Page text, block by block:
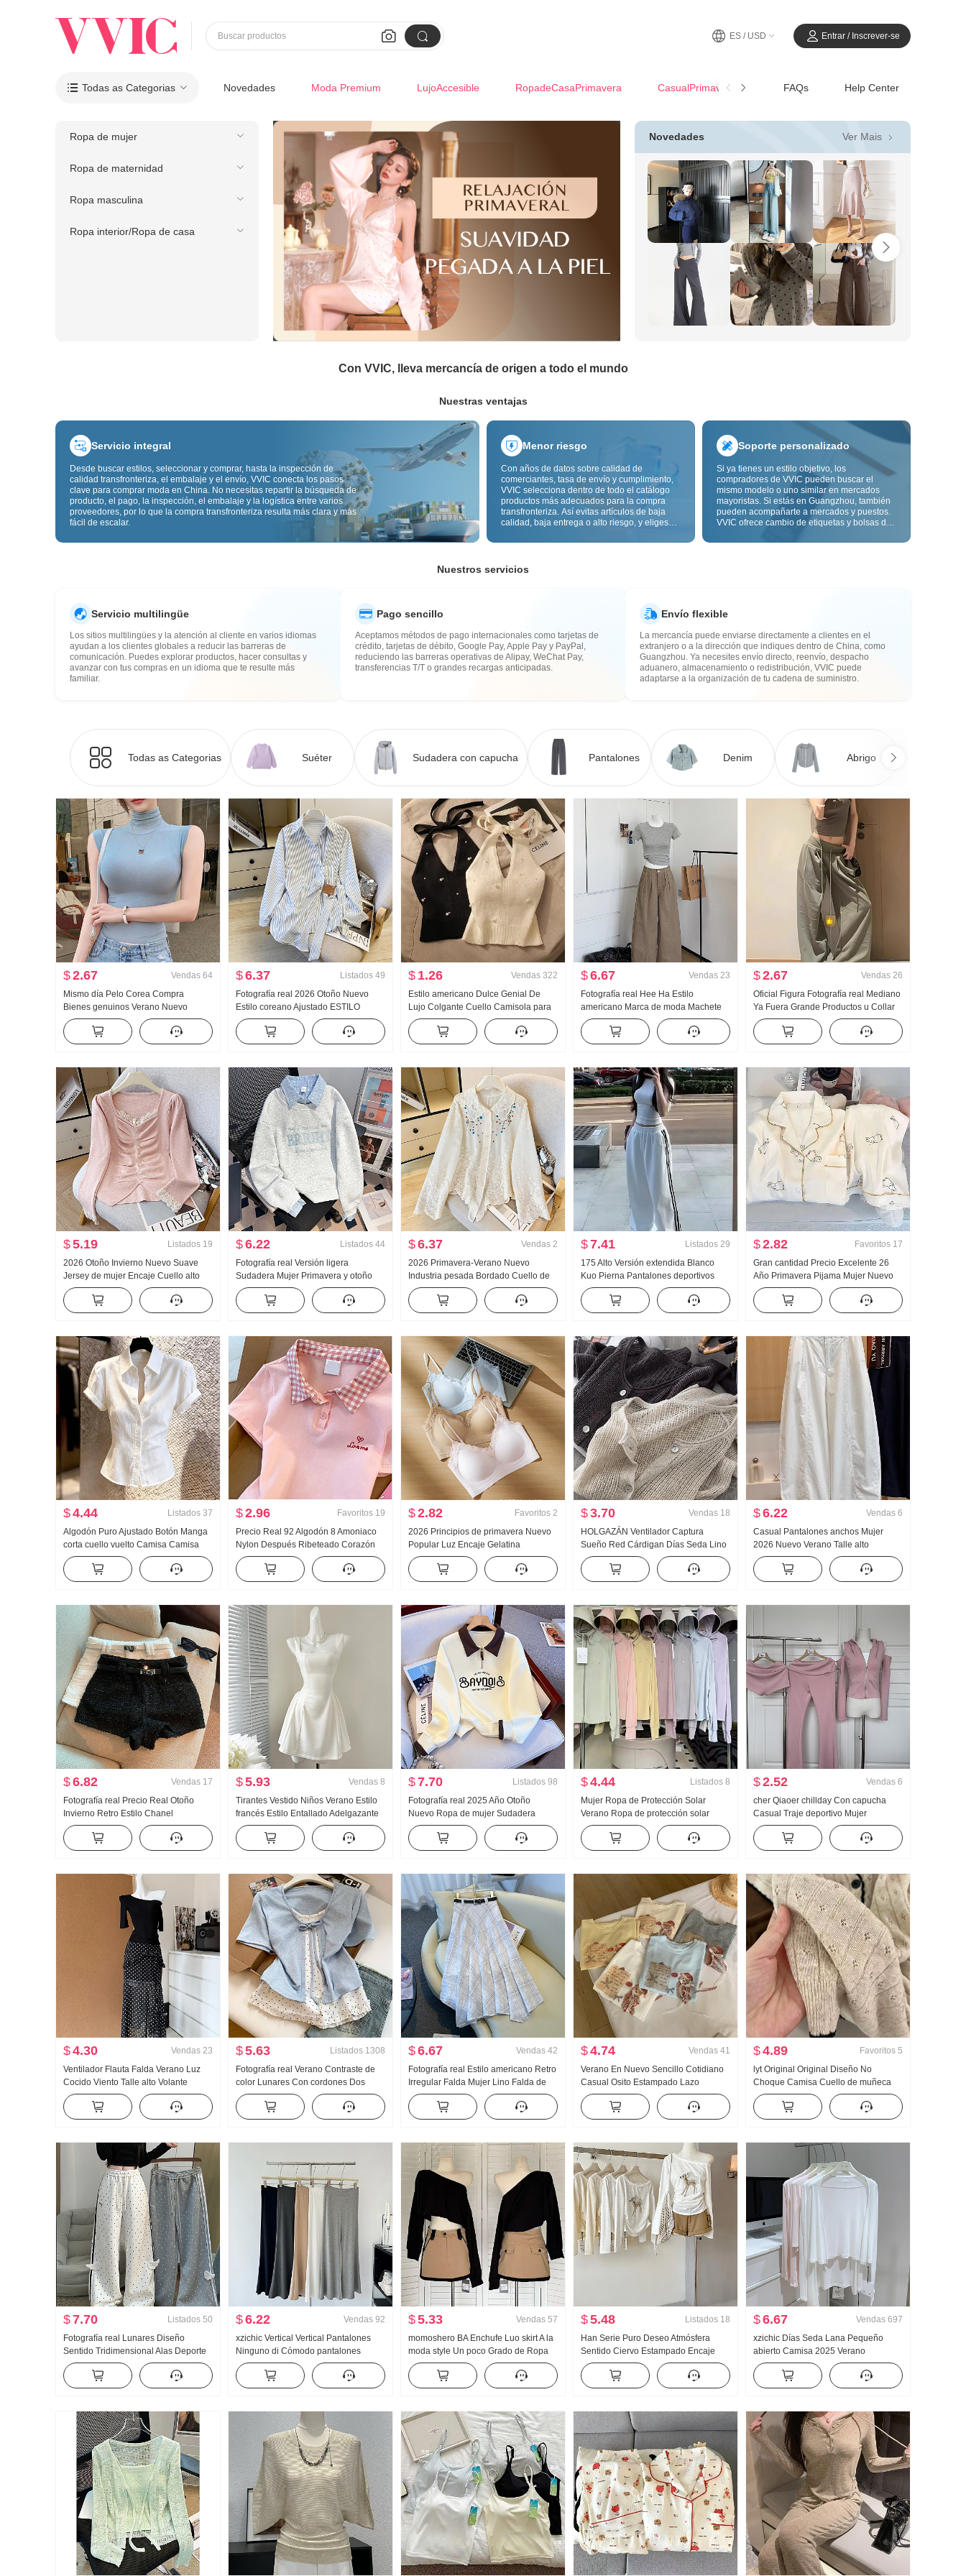
 
Buscar productos ES / USD Entrar / Inscrever-se
 Todas as Categorias Novedades Moda Premium LujoAccesible RopadeCasaPrimavera CasualPrimavera-Verano FAQs Help Center
Ropa de mujer
Ropa de maternidad
Ropa masculina
Ropa interior/Ropa de casa
Novedades Ver Mais 
Con VVIC, lleva mercancía de origen a todo el mundo
Nuestras ventajas
Servicio integral
Desde buscar estilos, seleccionar y comprar, hasta la inspección de
calidad transfronteriza, el embalaje y el envío, VVIC conecta los pasos
clave para comprar moda en China. No necesitas repartir la búsqueda de
producto, el pago, la inspección, el embalaje y la logística entre varios
proveedores, por lo que la compra transfronteriza resulta más clara y más
fácil de escalar.
Menor riesgo
Con años de datos sobre calidad de
comerciantes, tasa de envío y cumplimiento,
VVIC selecciona dentro de todo el catálogo
productos más adecuados para la compra
transfronteriza. Así evitas artículos de baja
calidad, baja entrega o alto riesgo, y eliges
calidad transfronteriza y las etiquetas de
aduana y posventa.
Soporte personalizado
Si ya tienes un estilo objetivo, los
compradores de VVIC pueden buscar el
mismo modelo o uno similar en mercados
mayoristas. Si estás en Guangzhou, también
pueden acompañarte a mercados y puestos.
VVIC ofrece cambio de etiquetas y bolsas de
imagen o muestra, para que tu compra sea
Nuestros servicios
Servicio multilingüe
Los sitios multilingües y la atención al cliente en varios idiomas
ayudan a los clientes globales a reducir las barreras de
comunicación. Puedes explorar productos, hacer consultas y
avanzar con tus compras en un idioma que te resulte más
familiar.
Pago sencillo
Aceptamos métodos de pago internacionales como tarjetas de
crédito, tarjetas de débito, Google Pay, Apple Pay y PayPal,
reduciendo las barreras operativas de Alipay, WeChat Pay,
transferencias T/T o grandes recargas anticipadas.
Envío flexible
La mercancía puede enviarse directamente a clientes en el
extranjero o a la dirección que indiques dentro de China, como
Guangzhou. Ya necesites envío directo, reenvío, despacho
aduanero, almacenamiento o redistribución, VVIC puede
adaptarse a la organización de tu cadena de suministro.
Todas as Categorias Suéter Sudadera con capucha Pantalones Denim Abrigo
$2.67 Vendas 64
Mismo día Pelo Corea Compra
Bienes genuinos Verano Nuevo
an659 Super hao Aspecto Caracola
Color Micro Transparente Cuello alto
Base Camiseta
$6.37 Listados 49
Fotografía real 2026 Otoño Nuevo
Estilo coreano Ajustado ESTILO
OCCIDENTAL Diseño Sentido Nicho
Rayas Entallado Manga Larga
Camisa para mujer
$ 1.26 Vendas 322
Estilo americano Dulce Genial De
Lujo Colgante Cuello Camisola para
mujer Verano Para uso exterior
Interior Partido Camiseta Interior
Chica atrevida tejido de punto Top sin
$6.67 Vendas 23
Fotografía real Hee Ha Estilo
americano Marca de moda Machete
Vaqueros Holgado Kuo Pierna Casual
Pantalones
$2.67 Vendas 26
Oficial Figura Fotografía real Mediano
Ya Fuera Grande Productos u Collar
Hueso de buey Hebilla En forma de I
Chaleco Tirantes Kuo Pierna
Arrastrando Deporte Pantalones
$5.19 Listados 19
2026 Otoño Invierno Nuevo Suave
Jersey de mujer Encaje Cuello alto
Acolchado Suéter de punto Mujer
Diseño Sentido Encaje Manga Larga
Top
$6.22 Listados 44
Fotografía real Versión ligera
Sudadera Mujer Primavera y otoño
Nuevo Han Serie Dos piezas falsas
Holgado Espina Bordado Rayas
Cuello polo Top
$6.37 Vendas 2
2026 Primavera-Verano Nuevo
Industria pesada Bordado Cuello de
muñeca Camisa para mujer Estilo
francés Retro Protección solar
Cárdigan
$7.41 Listados 29
175 Alto Versión extendida Blanco
Kuo Pierna Pantalones deportivos
Mujer Primavera y otoño Nuevo
Versátil Rayas Casual Arrastrando
Pantalones
$2.82 Favoritos 17
Gran cantidad Precio Excelente 26
Año Primavera Pijama Mujer Nuevo
Nubes Algodón Manga Larga
Pequeño cuello vuelto Ropa de casa
Conjunto Transmisión en vivo Alto
$4.44 Listados 37
Algodón Puro Ajustado Botón Manga
corta cuello vuelto Camisa Camisa
Mujer 2026 Verano Avanzado Sentido
Luz Lujo Suave Viento Top
$2.96 Favoritos 19
Precio Real 92 Algodón 8 Amoniaco
Nylon Después Ribeteado Corazón
Bordado Dulce Corto Cuello polo
Camiseta Ajustado Petite Moda
$2.82 Favoritos 2
2026 Principios de primavera Nuevo
Popular Luz Encaje Gelatina
Pegamento Tira Corsé Interior
Cinturón Pecho Almohadilla
Adelgazante Chaleco para mujer
$3.70 Vendas 18
HOLGAZÁN Ventilador Captura
Sueño Red Cárdigan Días Seda Lino
Hecho a mano Selección Agujero
Calado tejido de punto Cárdigan
Mujer Acondicionador de aire Camisa
$6.22 Vendas 6
Casual Pantalones anchos Mujer
2026 Nuevo Verano Talle alto
Adelgazante Talla grande Petite
Sencillo Holgado Nueve puntos
Machete Pantalones
$6.82 Vendas 17
Fotografía real Precio Real Otoño
Invierno Retro Estilo Chanel
Pantalones cortos Pantalones de
montar
$5.93 Vendas 8
Tirantes Vestido Niños Verano Estilo
francés Estilo Entallado Adelgazante
Vestido sin mangas Minifalda
$7.70 Listados 98
Fotografía real 2025 Año Otoño
Nuevo Ropa de mujer Sudadera
Reducción de edad Mitad Cremallera
Moda Cuello polo Casual Versátil
Adelgazante
$4.44 Listados 8
Mujer Ropa de Protección Solar
Verano Ropa de protección solar
Nailon Versión ligera Hielo Seda
Transpirable Abrigo Holgado Talla
grande Sudadera con capucha
$2.52 Vendas 6
cher Qiaoer chillday Con capucha
Casual Traje deportivo Mujer
Primavera Hombros descubiertos
Abrigo pantalones acampanados
Conjunto de tres piezas
$4.30 Vendas 23
Ventilador Flauta Falda Verano Luz
Cocido Viento Talle alto Volante
Abertura Negro Lunares Falda Días
Seda Oblicuo Hombro Ropa
$5.63 Listados 1308
Fotografía real Verano Contraste de
color Lunares Con cordones Dos
piezas falsas Manga corta Camiseta
Mujer Verano Nuevo Estilo dulce
Nicho Top
$6.67 Vendas 42
Fotografía real Estilo americano Retro
Irregular Falda Mujer Lino Falda de
longitud media Cuadros Falda de
línea A Irregular Cola de pez Péndulo
Falda
$4.74 Vendas 41
Verano En Nuevo Sencillo Cotidiano
Casual Osito Estampado Lazo
Holgado Nicho Manga corta Camiseta
Estilo coreano tejido de punto Top
$4.89 Favoritos 5
lyt Original Original Diseño No
Choque Camisa Cuello de muñeca
tejido de punto Top Mujer Verano
Nuevo Adelgazante Versátil
$7.70 Listados 50
Fotografía real Lunares Diseño
Sentido Tridimensional Alas Deporte
Wei Pantalones Mujer Nuevo Luz Asia
Viento Holgado Recto Adelgazante
Pantalones casuales
$6.22 Vendas 92
xzichic Vertical Vertical Pantalones
Ninguno di Cómodo pantalones
acampanados Primavera-Verano
Nuevo Elegante Pantalones largos
Adelgazante Pantalones casuales
$5.33 Vendas 57
momoshero BA Enchufe Luo skirt A la
moda style Un poco Grado de Ropa
de trabajo Bicolor Falda corta
$5.48 Listados 18
Han Serie Puro Deseo Atmósfera
Sentido Ciervo Estampado Encaje
Encaje Oblicuo Hombro Camiseta
Hombros descubiertos Top
$6.67 Vendas 697
xzichic Días Seda Lana Pequeño
abierto Camisa 2025 Verano
HOLGAZÁN Viento Top Nuevo tejido
de punto Caída Hombro Fino Abrigo
para mujer